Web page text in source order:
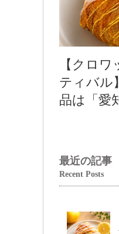
【クロ
ティバル
品は「愛
最近の記事
Recent Posts